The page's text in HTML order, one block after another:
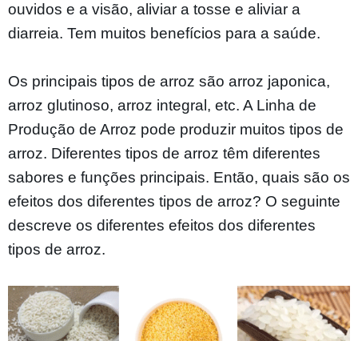
ouvidos e a visão, aliviar a tosse e aliviar a
diarreia. Tem muitos benefícios para a saúde.
Os principais tipos de arroz são arroz japonica,
arroz glutinoso, arroz integral, etc. A Linha de
Produção de Arroz pode produzir muitos tipos de
arroz. Diferentes tipos de arroz têm diferentes
sabores e funções principais. Então, quais são os
efeitos dos diferentes tipos de arroz? O seguinte
descreve os diferentes efeitos dos diferentes
tipos de arroz.